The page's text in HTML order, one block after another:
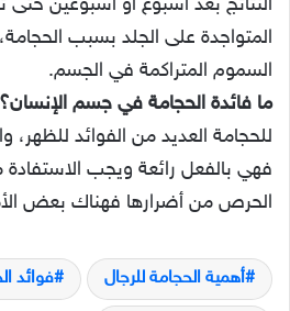
النتائج بعد أسبوع أو أسبوعين حتى
المتواجدة على الجلد بسبب
السموم المتراكمة في الجسم.
ما فائدة الحجامة في جسم الإنسان؟
للحجامة العديد من الفوائد للظهر،
فهي بالفعل رائعة ويجب
الحرص من أضرارها فهناك بعض
أهمية الحجامة للرجال فوائد